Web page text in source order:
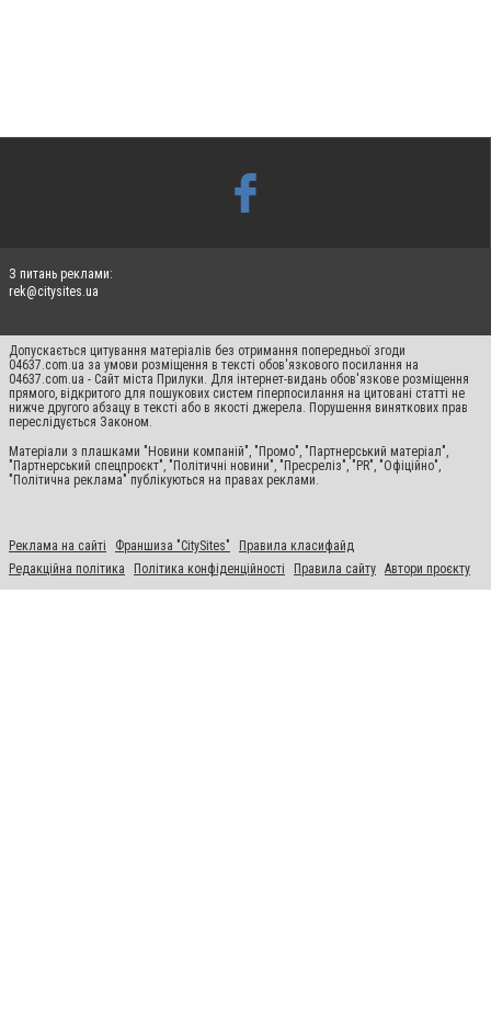
З питань реклами:
rek@citysites.ua
Допускається цитування матеріалів без отримання попередньої згоди
04637.com.ua за умови розміщення в тексті обов'язкового посилання на
04637.com.ua - Сайт міста Прилуки. Для інтернет-видань обов'язкове розміщення
прямого, відкритого для пошукових систем гіперпосилання на цитовані статті не
нижче другого абзацу в тексті або в якості джерела. Порушення виняткових прав
переслідується Законом.
Матеріали з плашками "Новини компаній", "Промо", "Партнерський матеріал",
"Партнерський спецпроєкт", "Політичні новини", "Пресреліз", "PR", "Офіційно",
"Політична реклама" публікуються на правах реклами.
Реклама на сайті Франшиза "CitySites"
Правила класифайд
Редакційна політика
Політика конфіденційності Правила сайту Автори проєкту